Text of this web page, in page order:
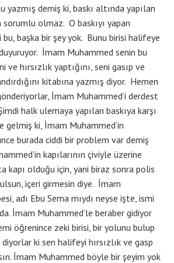
yazmış demiş ki, baskı altında yapılan
olmaz. O baskıyı yapan
başka bir şey yok. Bunu birisi halifeye
İmam Muhammed senin bu
hırsızlık yaptığını, seni gasıp ve
kitabına yazmış diyor. Hemen
İmam Muhammed’i derdest
halk ulemaya yapılan baskıya karşı
gelmiş ki, İmam Muhammed’in
burada ciddi bir problem var demiş
kapılarının çiviyle üzerine
kapı olduğu için, yani biraz sonra polis
içeri girmesin diye. İmam
adı Ebu Sema mıydı neyse işte, ismi
İmam Muhammed’le beraber gidiyor
öğrenince zeki birisi, bir yolunu bulup
ki sen halifeyi hırsızlık ve gasp
İmam Muhammed böyle bir şeyim yok